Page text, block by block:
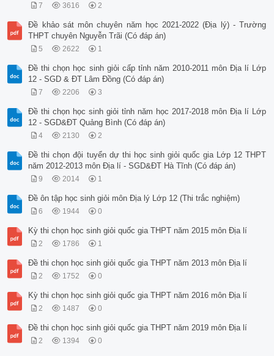
7 3616 2
Đề khảo sát môn chuyên năm học 2021-2022 (Địa lý) - Trường
THPT chuyên Nguyễn Trãi (Có đáp án)
5 2622 1
Đề thi chọn học sinh giỏi cấp tỉnh năm 2010-2011 môn Địa lí Lớp
12 - SGD & ĐT Lâm Đồng (Có đáp án)
7 2206 3
Đề thi chọn học sinh giỏi tỉnh năm học 2017-2018 môn Địa lí Lớp
12 - SGD&ĐT Quảng Bình (Có đáp án)
4 2130 2
Đề thi chọn đội tuyển dự thi học sinh giỏi quốc gia Lớp 12 THPT
năm 2012-2013 môn Địa lí - SGD&ĐT Hà Tĩnh (Có đáp án)
9 2014 1
Đề ôn tập học sinh giỏi môn Địa lý Lớp 12 (Thi trắc nghiệm)
6 1944 0
Kỳ thi chọn học sinh giỏi quốc gia THPT năm 2015 môn Địa lí
2 1786 1
Đề thi chọn học sinh giỏi quốc gia THPT năm 2013 môn Địa lí
2 1752 0
Kỳ thi chọn học sinh giỏi quốc gia THPT năm 2016 môn Địa lí
2 1487 0
Đề thi chọn học sinh giỏi quốc gia THPT năm 2019 môn Địa lí
2 1394 0